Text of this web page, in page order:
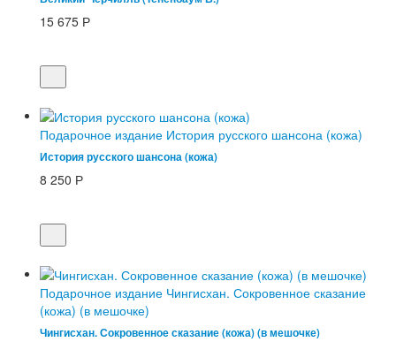
15 675 Р
Подарочное издание История русского шансона (кожа)
История русского шансона (кожа)
8 250 Р
Подарочное издание Чингисхан. Сокровенное сказание
(кожа) (в мешочке)
Чингисхан. Сокровенное сказание (кожа) (в мешочке)